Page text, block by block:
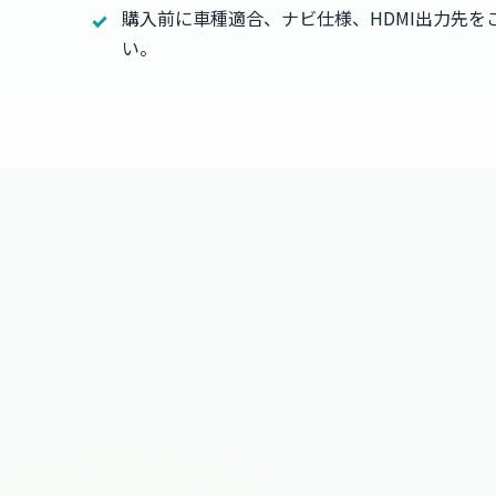
購入前に車種適合、ナビ仕様、HDMI出力先を
い。